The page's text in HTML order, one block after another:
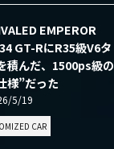
EMPEROR
GT-RにR35級V6タ
積んだ、1500ps級の
様”だった
5/19
CAR